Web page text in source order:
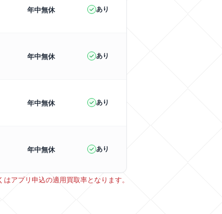
年中無休 あり
年中無休 あり
年中無休 あり
年中無休 あり
アプリ申込の適用買取率となります。